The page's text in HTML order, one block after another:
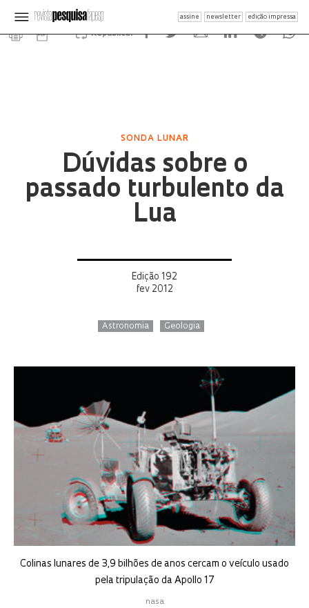
assine newsletter edição impressa
Republicar
SONDA LUNAR
Dúvidas sobre o
passado turbulento da
Lua
Edição 192
fev 2012
Astronomia Geologia
Colinas lunares de 3,9 bilhões de anos cercam o veículo usado
pela tripulação da Apollo 17
nasa